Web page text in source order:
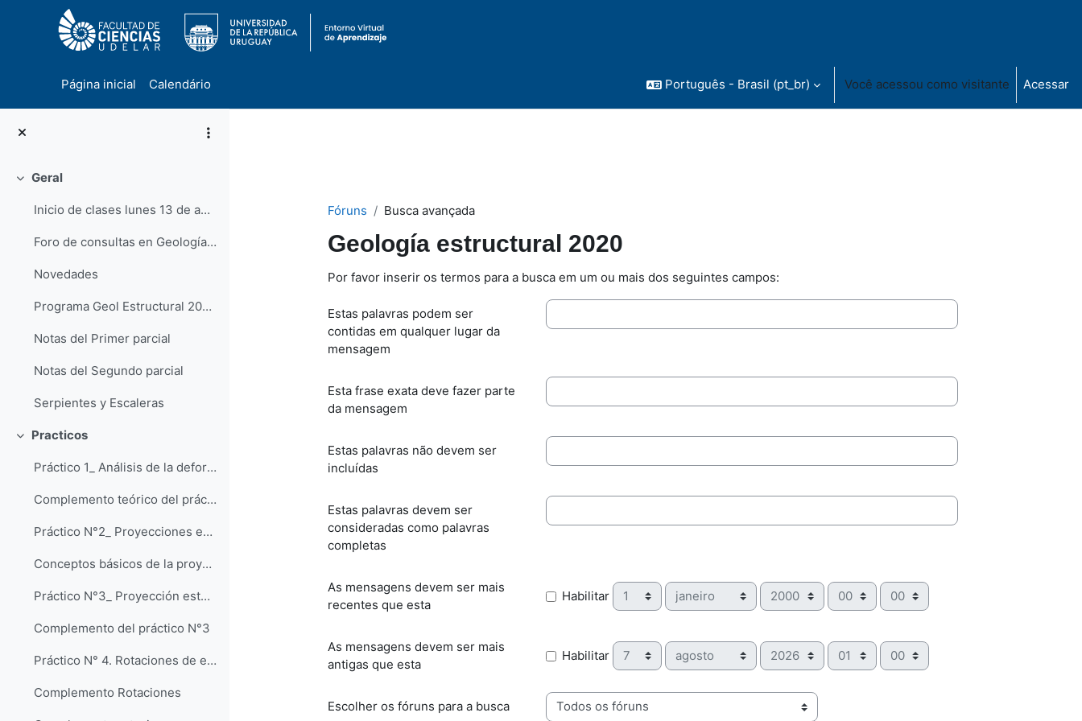
Página inicial Calendário Português - Brasil ‎(pt_br)‎ Você acessou como visitante Acessar
Contrair
Geral
Inicio de clases lunes 13 de abril
Foro de consultas en Geología Estructural
Novedades
Programa Geol Estructural 2020-no presencial
Notas del Primer parcial
Notas del Segundo parcial
Serpientes y Escaleras
Contrair
Practicos
Práctico 1_ Análisis de la deformación interna
Complemento teórico del práctico 1
Práctico N°2_ Proyecciones estereográficas. Elementos básicos
Conceptos básicos de la proyección estereográfica
Práctico N°3_ Proyección estereográfica_ ángulos
Complemento del práctico N°3
Práctico N° 4. Rotaciones de eje vertical y horizontal
Complemento Rotaciones
Fóruns Busca avançada
Geología estructural 2020
Por favor inserir os termos para a busca em um ou mais dos seguintes campos:
Estas palavras podem ser
contidas em qualquer lugar da
mensagem
Esta frase exata deve fazer parte
da mensagem
Estas palavras não devem ser
incluídas
Estas palavras devem ser
consideradas como palavras
completas
As mensagens devem ser mais
recentes que esta
Habilitar Dia Mês Ano Hora Minuto
As mensagens devem ser mais
antigas que esta
Habilitar Dia Mês Ano Hora Minuto
Escolher os fóruns para a busca